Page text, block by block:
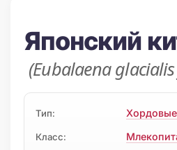
Японский
(Eubalaena
Тип: Хордовые
Класс: